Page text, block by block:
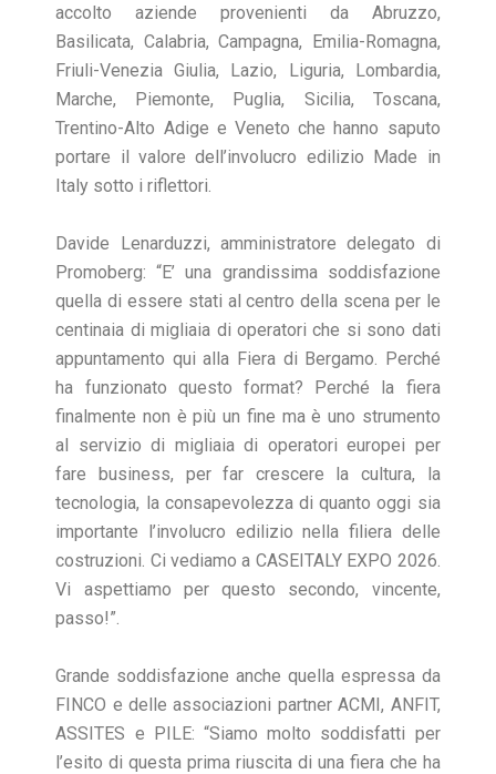
accolto aziende provenienti da Abruzzo,
Basilicata, Calabria, Campagna, Emilia-Romagna,
Friuli-Venezia Giulia, Lazio, Liguria, Lombardia,
Marche, Piemonte, Puglia, Sicilia, Toscana,
Trentino-Alto Adige e Veneto che hanno saputo
portare il valore dell’involucro edilizio Made in
Italy sotto i riflettori.
Davide Lenarduzzi, amministratore delegato di
Promoberg: “E’ una grandissima soddisfazione
quella di essere stati al centro della scena per le
centinaia di migliaia di operatori che si sono dati
appuntamento qui alla Fiera di Bergamo. Perché
ha funzionato questo format? Perché la fiera
finalmente non è più un fine ma è uno strumento
al servizio di migliaia di operatori europei per
fare business, per far crescere la cultura, la
tecnologia, la consapevolezza di quanto oggi sia
importante l’involucro edilizio nella filiera delle
costruzioni. Ci vediamo a CASEITALY EXPO 2026.
Vi aspettiamo per questo secondo, vincente,
passo!”.
Grande soddisfazione anche quella espressa da
FINCO e delle associazioni partner ACMI, ANFIT,
ASSITES e PILE: “Siamo molto soddisfatti per
l’esito di questa prima riuscita di una fiera che ha